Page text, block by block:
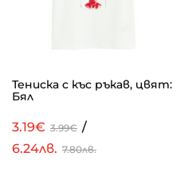
Тениска с къс ръкав, цвят:
Бял
3.19€ 3.99€ /
6.24лв. 7.80лв.